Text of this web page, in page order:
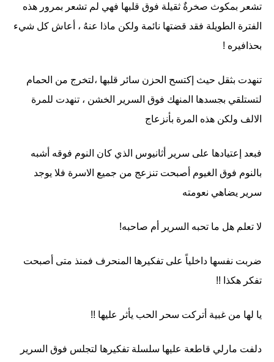
تشعر بمكوث صخرةٌ ثقيلة فوق قلبها فهي لم تشعر بمرور هذه
الفترة الطويلة فقد قضتها نائمة ولكن ماذا عنهُ ، أعاش كل شيء
بحذافيره !
تنهدت بثقل حيث إكتسح الحزن سائر قلبها ،لتخرج من الحمام
لتستلقي بجسدها المنهك فوق السرير الخشن ، تنهدت للمرة
الالف ولكن هذه المرة بأنزعاج
فبعد إعتيادها على سرير أثانيوس الذي كان النوم فوقه أشبه
بالنوم فوق الغيوم أصبحت تنزعج من جميع الاسرة فلا يوجد
سرير يضاهي نعومته
لا تعلم هل ما تحبه السرير أم صاحبه!
ضربت نفسها داخلياً على تفكيرها المنحرف فمنذ متى أصبحت
تفكر هكذا !!
يا لها من غبية أتركت سحر الحب يأثر عليها !!
دلفت مارلي قاطعة عليها سلسلة تفكيرها لتجلس فوق السرير